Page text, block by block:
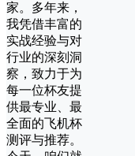
家。多年来，
我凭借丰富的
实战经验与对
行业的深刻洞
察，致力于为
每一位杯友提
供最专业、最
全面的飞机杯
测评与推荐。